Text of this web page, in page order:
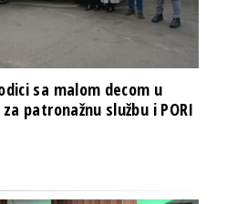
sa malom decom u
patronažnu službu i PORI